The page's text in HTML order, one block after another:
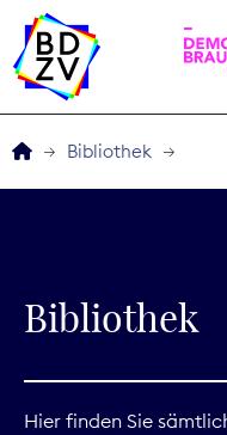
Service
Bibliothek
Bibliothek
Hier finden Sie